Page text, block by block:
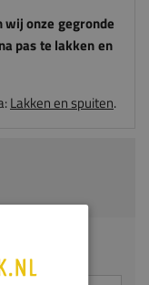
wijonze gegronde
pas te lakken en
Lakken en spuiten.